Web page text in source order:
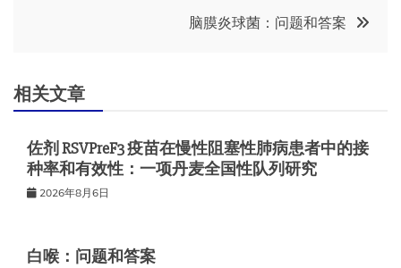
航
脑膜炎球菌：问题和答案
相关文章
佐剂 RSVPreF3 疫苗在慢性阻塞性肺病患者中的接
种率和有效性：一项丹麦全国性队列研究
2026年8月6日
白喉：问题和答案